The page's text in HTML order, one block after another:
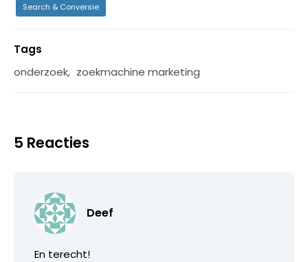
Search & Conversie
Tags
onderzoek, zoekmachine marketing
5 Reacties
Deef
En terecht!